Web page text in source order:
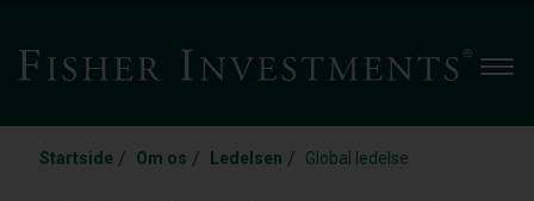
Startside / Om os / Ledelsen / Global ledelse